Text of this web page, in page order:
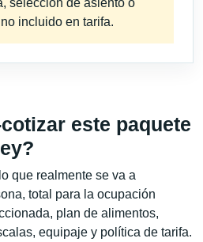
selección de asiento o
incluido en tarifa.
este paquete
que realmente se va a
total para la ocupación
plan de alimentos,
equipaje y política de tarifa.